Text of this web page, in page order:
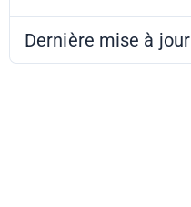
Dernière mise à jour